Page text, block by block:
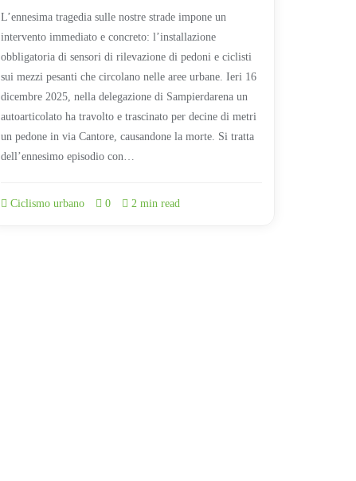
L’ennesima tragedia sulle nostre strade impone un
intervento immediato e concreto: l’installazione
obbligatoria di sensori di rilevazione di pedoni e ciclisti
sui mezzi pesanti che circolano nelle aree urbane. Ieri 16
dicembre 2025, nella delegazione di Sampierdarena un
autoarticolato ha travolto e trascinato per decine di metri
un pedone in via Cantore, causandone la morte. Si tratta
dell’ennesimo episodio con…
Ciclismo urbano 0 2 min read